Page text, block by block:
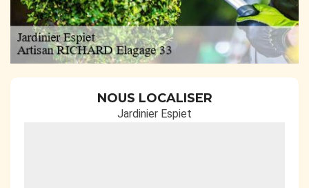
NOUS LOCALISER
Jardinier Espiet